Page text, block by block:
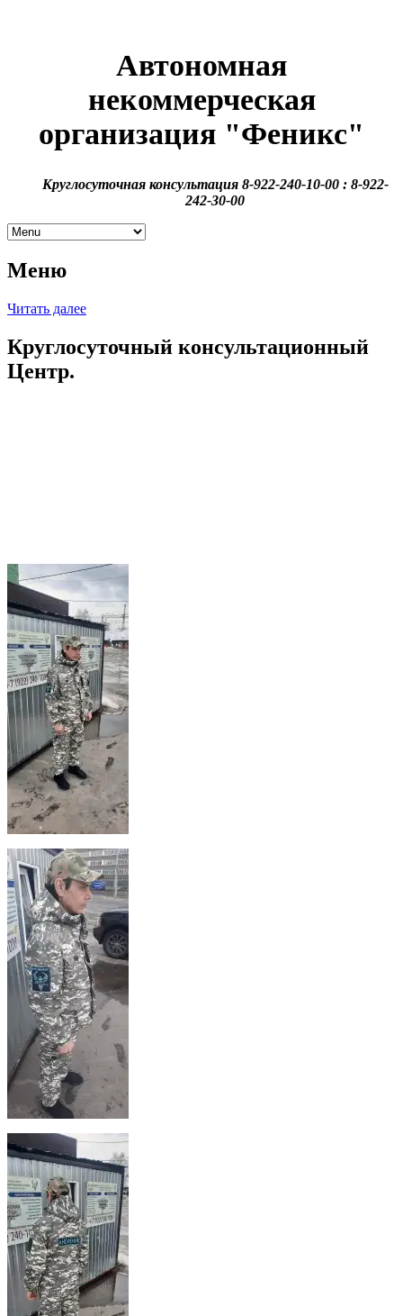
Автономная
некоммерческая
организация "Феникс"
Круглосуточная консультация 8-922-240-10-00 : 8-922-
242-30-00
Меню
Читать далее
Круглосуточный консультационный
Центр.